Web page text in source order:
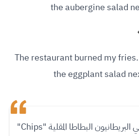
the aubergine salad
.The restaurant burned my
the eggplant salad
حقيقة مسلية: يسمّي البريطانيون البطاطا المقلية "Chips"